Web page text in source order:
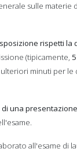
sulle materie
rispetti la
(tipicamente,
ulteriori minuti per le
una presentazione
all'esame di